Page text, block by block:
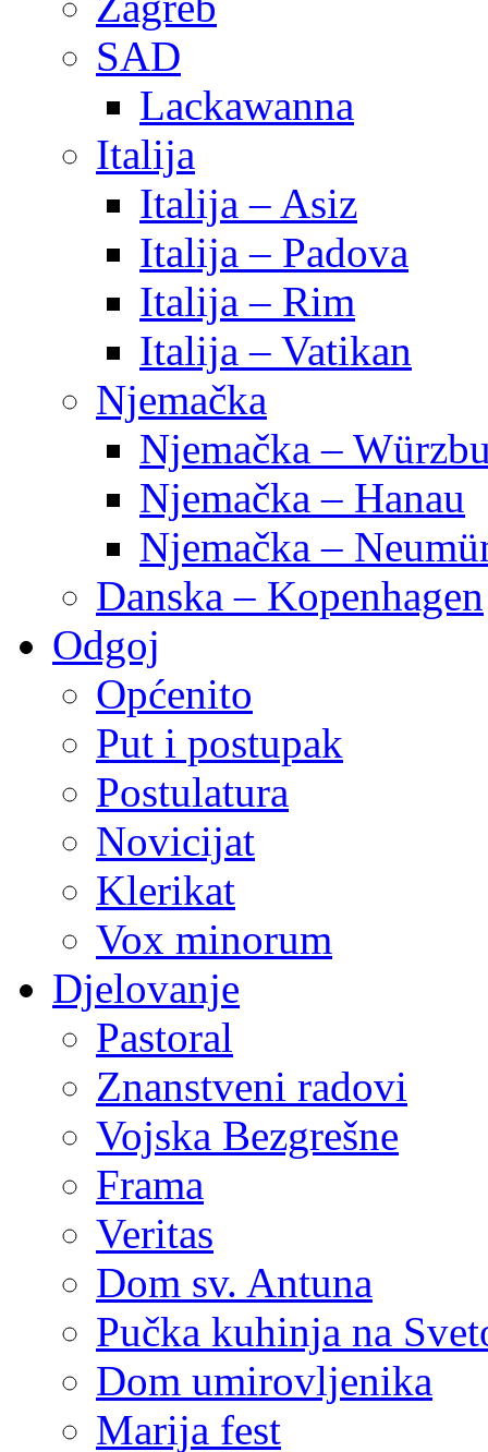
SAD
Lackawanna
Italija
Italija – Asiz
Italija – Padova
Italija – Rim
Italija – Vatikan
Njemačka
Njemačka –
Njemačka – Hanau
Njemačka –
Danska – Kopenhagen
Odgoj
Općenito
Put i postupak
Postulatura
Novicijat
Klerikat
Vox minorum
Djelovanje
Pastoral
Znanstveni radovi
Vojska Bezgrešne
Frama
Veritas
Dom sv. Antuna
Pučka kuhinja na
Dom umirovljenika
Marija fest